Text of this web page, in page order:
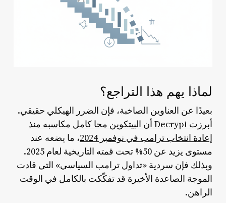
لماذا يهم هذا التراجع؟
بعيدًا عن العناوين الصاخبة، فإن الضرر الهيكلي حقيقي.
أبرزت Decrypt أن البيتكوين محا كامل مكاسبه منذ
إعادة انتخاب ترامب في نوفمبر 2024
، ما يضعه عند
مستوى يزيد عن 50% تحت قمته التاريخية لعام 2025.
وبذلك فإن سردية «تداول ترامب السياسي» التي قادت
الموجة الصاعدة الأخيرة قد تفكّكت بالكامل في الوقت
الراهن.